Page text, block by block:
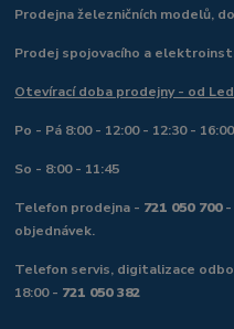
Prodejna železničních modelů,
Prodej spojovacího a
Otevírací doba prodejny - od
Po - Pá 8:00 - 12:00 - 12:30 - 16:00
So - 8:00 - 11:45
Telefon prodejna - 721 050 700-
objednávek.
Telefon servis, digitalizace
18:00 - 721 050 382